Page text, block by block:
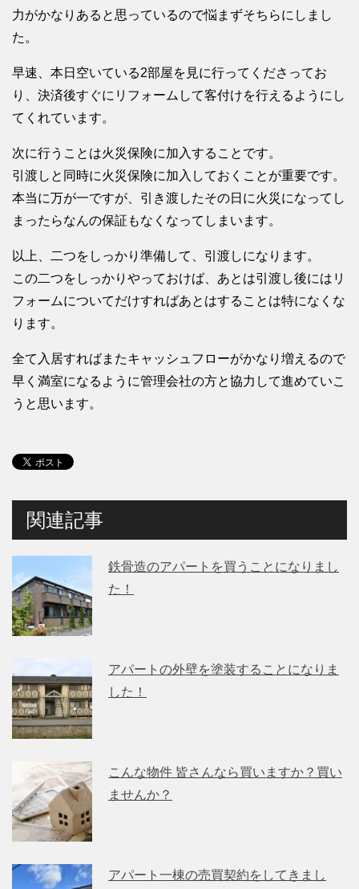
力がかなりあると思っているので悩まずそちらにしまし
た。
早速、本日空いている2部屋を見に行ってくださってお
り、決済後すぐにリフォームして客付けを行えるようにし
てくれています。
次に行うことは火災保険に加入することです。
引渡しと同時に火災保険に加入しておくことが重要です。
本当に万が一ですが、引き渡したその日に火災になってし
まったらなんの保証もなくなってしまいます。
以上、二つをしっかり準備して、引渡しになります。
この二つをしっかりやっておけば、あとは引渡し後にはリ
フォームについてだけすればあとはすることは特になくな
ります。
全て入居すればまたキャッシュフローがかなり増えるので
早く満室になるように管理会社の方と協力して進めていこ
うと思います。
関連記事
鉄骨造のアパートを買うことになりまし
た！
アパートの外壁を塗装することになりま
した！
こんな物件 皆さんなら買いますか？買い
ませんか？
アパート一棟の売買契約をしてきまし